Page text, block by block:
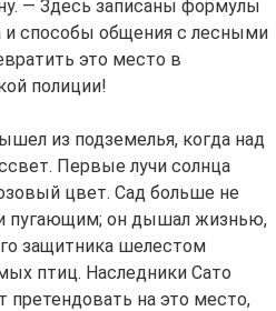
— Здесь записаны формулы
и способы общения с лесными
это место в
полиции!
из подземелья, когда над
Первые лучи солнца
цвет. Сад больше не
пугающим; он дышал жизнью,
защитника шелестом
птиц. Наследники Сато
претендовать на это место,